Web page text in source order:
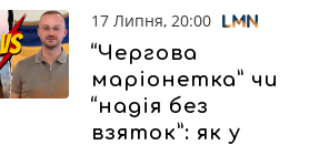
17 Липня, 20:00
“Чергова
маріонетка” чи
“надія без
взяток”: як у